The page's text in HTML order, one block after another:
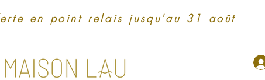
en point relais jusqu'au 31 août